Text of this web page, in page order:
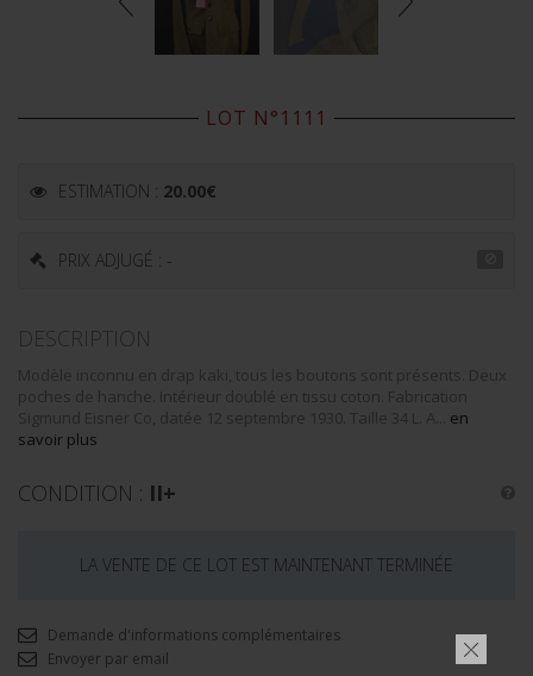
LOT N°1111
ESTIMATION : 20.00€
PRIX ADJUGÉ : -
DESCRIPTION
Modèle inconnu en drap kaki, tous les boutons sont présents. Deux
poches de hanche. Intérieur doublé en tissu coton. Fabrication
Sigmund Eisner Co, datée 12 septembre 1930. Taille 34 L. A... en
savoir plus
CONDITION : II+
LA VENTE DE CE LOT EST MAINTENANT TERMINÉE
Demande d'informations complémentaires
Envoyer par email